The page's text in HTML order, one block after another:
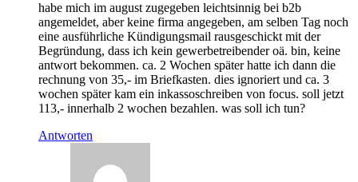
habe mich im august zugegeben leichtsinnig bei b2b
angemeldet, aber keine firma angegeben, am selben Tag noch
eine ausführliche Kündigungsmail rausgeschickt mit der
Begründung, dass ich kein gewerbetreibender oä. bin, keine
antwort bekommen. ca. 2 Wochen später hatte ich dann die
rechnung von 35,- im Briefkasten. dies ignoriert und ca. 3
wochen später kam ein inkassoschreiben von focus. soll jetzt
113,- innerhalb 2 wochen bezahlen. was soll ich tun?
Antworten